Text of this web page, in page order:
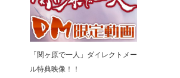
「関ヶ原で⼀⼈」ダイレクトメー
ル特典映像！！